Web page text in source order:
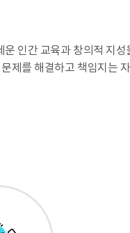
인간 교육과 창의적 지성
제를 해결하고 책임지는